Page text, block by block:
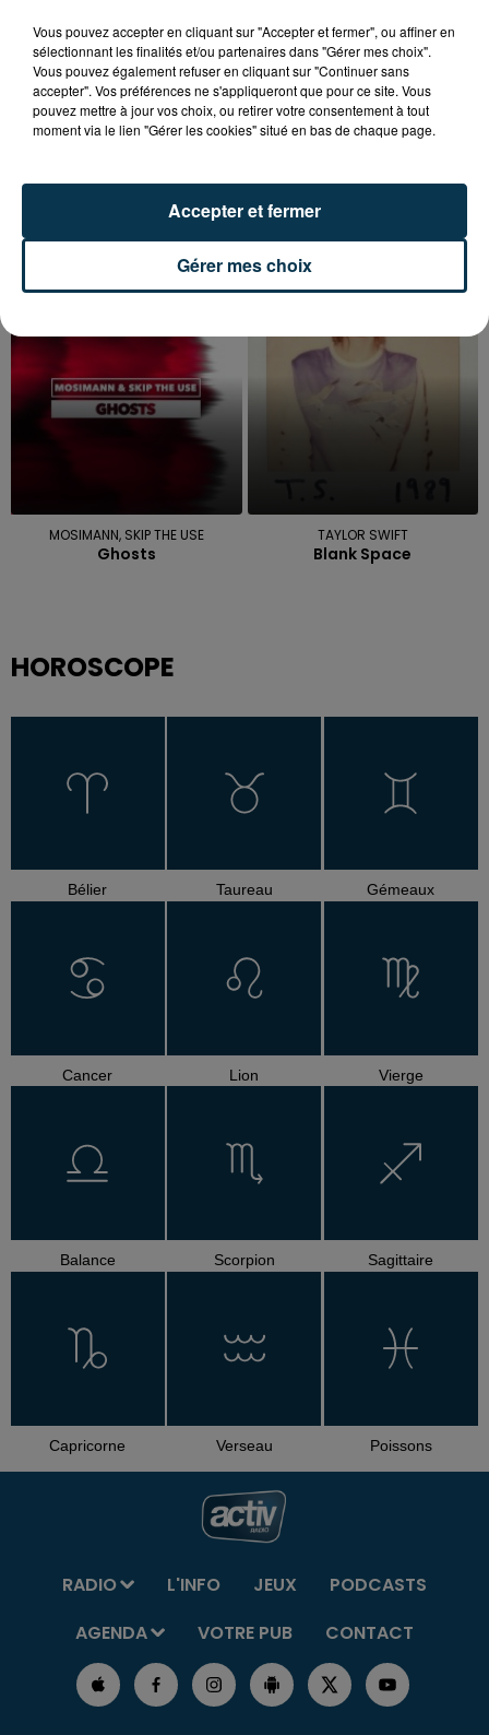
19h31
19h31 19h27
19h27
Le Sens De La Vie
MOSIMANN, SKIP THE USE
Ghosts
TAYLOR SWIFT
Blank Space
HOROSCOPE
Bélier Taureau Gémeaux
Cancer Lion Vierge
Balance Scorpion Sagittaire
Capricorne Verseau Poissons
RADIO L'INFO JEUX
PODCASTS
AGENDA
VOTRE PUB CONTACT
Vous pouvez accepter en cliquant sur "Accepter et fermer", ou affiner en
sélectionnant les finalités et/ou partenaires dans "Gérer mes choix".
Vous pouvez également refuser en cliquant sur "Continuer sans
accepter". Vos préférences ne s'appliqueront que pour ce site. Vous
pouvez mettre à jour vos choix, ou retirer votre consentement à tout
moment via le lien "Gérer les cookies" situé en bas de chaque page.
Gérer mes choix
Accepter et fermer